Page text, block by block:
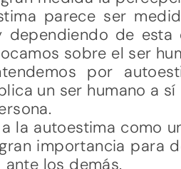
parece ser
dependiendo de esta
sobre el ser
por
un ser humano a
la autoestima como
importancia para
los demás.